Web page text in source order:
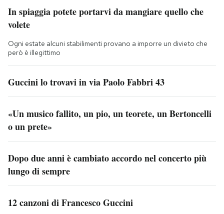
In spiaggia potete portarvi da mangiare quello che
volete
Ogni estate alcuni stabilimenti provano a imporre un divieto che
però è illegittimo
Guccini lo trovavi in via Paolo Fabbri 43
«Un musico fallito, un pio, un teorete, un Bertoncelli
o un prete»
Dopo due anni è cambiato accordo nel concerto più
lungo di sempre
12 canzoni di Francesco Guccini